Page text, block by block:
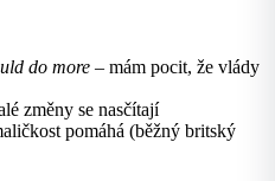
do more – mám pocit, že vlády
změny se nasčítají
pomáhá (běžný britský